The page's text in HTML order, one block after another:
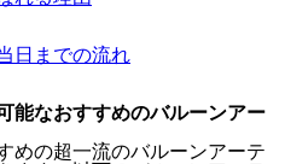
日までの流れ
能なおすすめのバルーンアー
めの超一流のバルーンアーテ